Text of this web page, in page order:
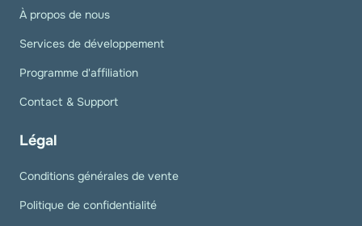
À propos de nous
Services de développement
Programme d'affiliation
Contact & Support
Légal
Conditions générales de vente
Politique de confidentialité